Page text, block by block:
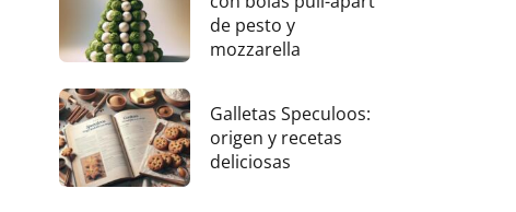
de pesto y
mozzarella
Galletas Speculoos:
origen y recetas
deliciosas